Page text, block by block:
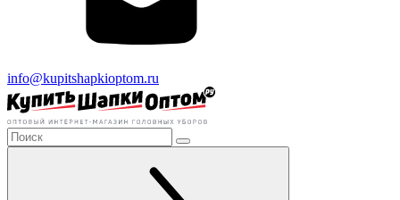
info@kupitshapkioptom.ru